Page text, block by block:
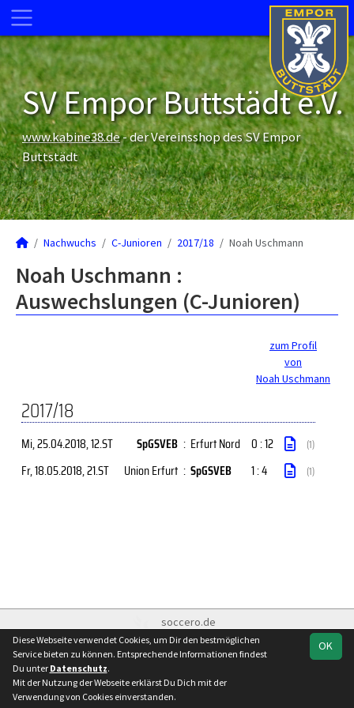
SV Empor Buttstädt e.V.
www.kabine38.de- der Vereinsshop des SV Empor
Buttstädt
Nachwuchs C-Junioren 2017/18 Noah Uschmann
Noah Uschmann :
Auswechslungen (C-Junioren)
zum Profil
von
Noah Uschmann
2017/18
Mi, 25.04.2018, 12.ST SpGSVEB : Erfurt Nord 0 : 12 (1)
Fr, 18.05.2018, 21.ST Union Erfurt : SpGSVEB 1 : 4 (1)
soccero.de
© 2006 - 2026
Besucherstatistik Impressum Datenschutz
OK
Diese Webseite verwendet Cookies, um Dir den bestmöglichen
Service bieten zu können. Entsprechende Informationen findest
Du unter Datenschutz.
Mit der Nutzung der Webseite erklärst Du Dich mit der
Verwendung von Cookies einverstanden.